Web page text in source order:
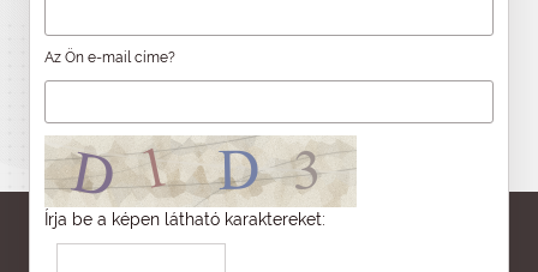
Az Ön e-mail címe?
Írja be a képen látható karaktereket: